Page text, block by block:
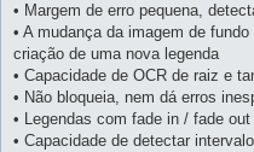
• Margem de erro pequena,
• A mudança da imagem de
criação de uma nova legenda
• Capacidade de OCR de raiz e
• Não bloqueia, nem dá erros
• Legendas com fade in / fade
• Capacidade de detectar